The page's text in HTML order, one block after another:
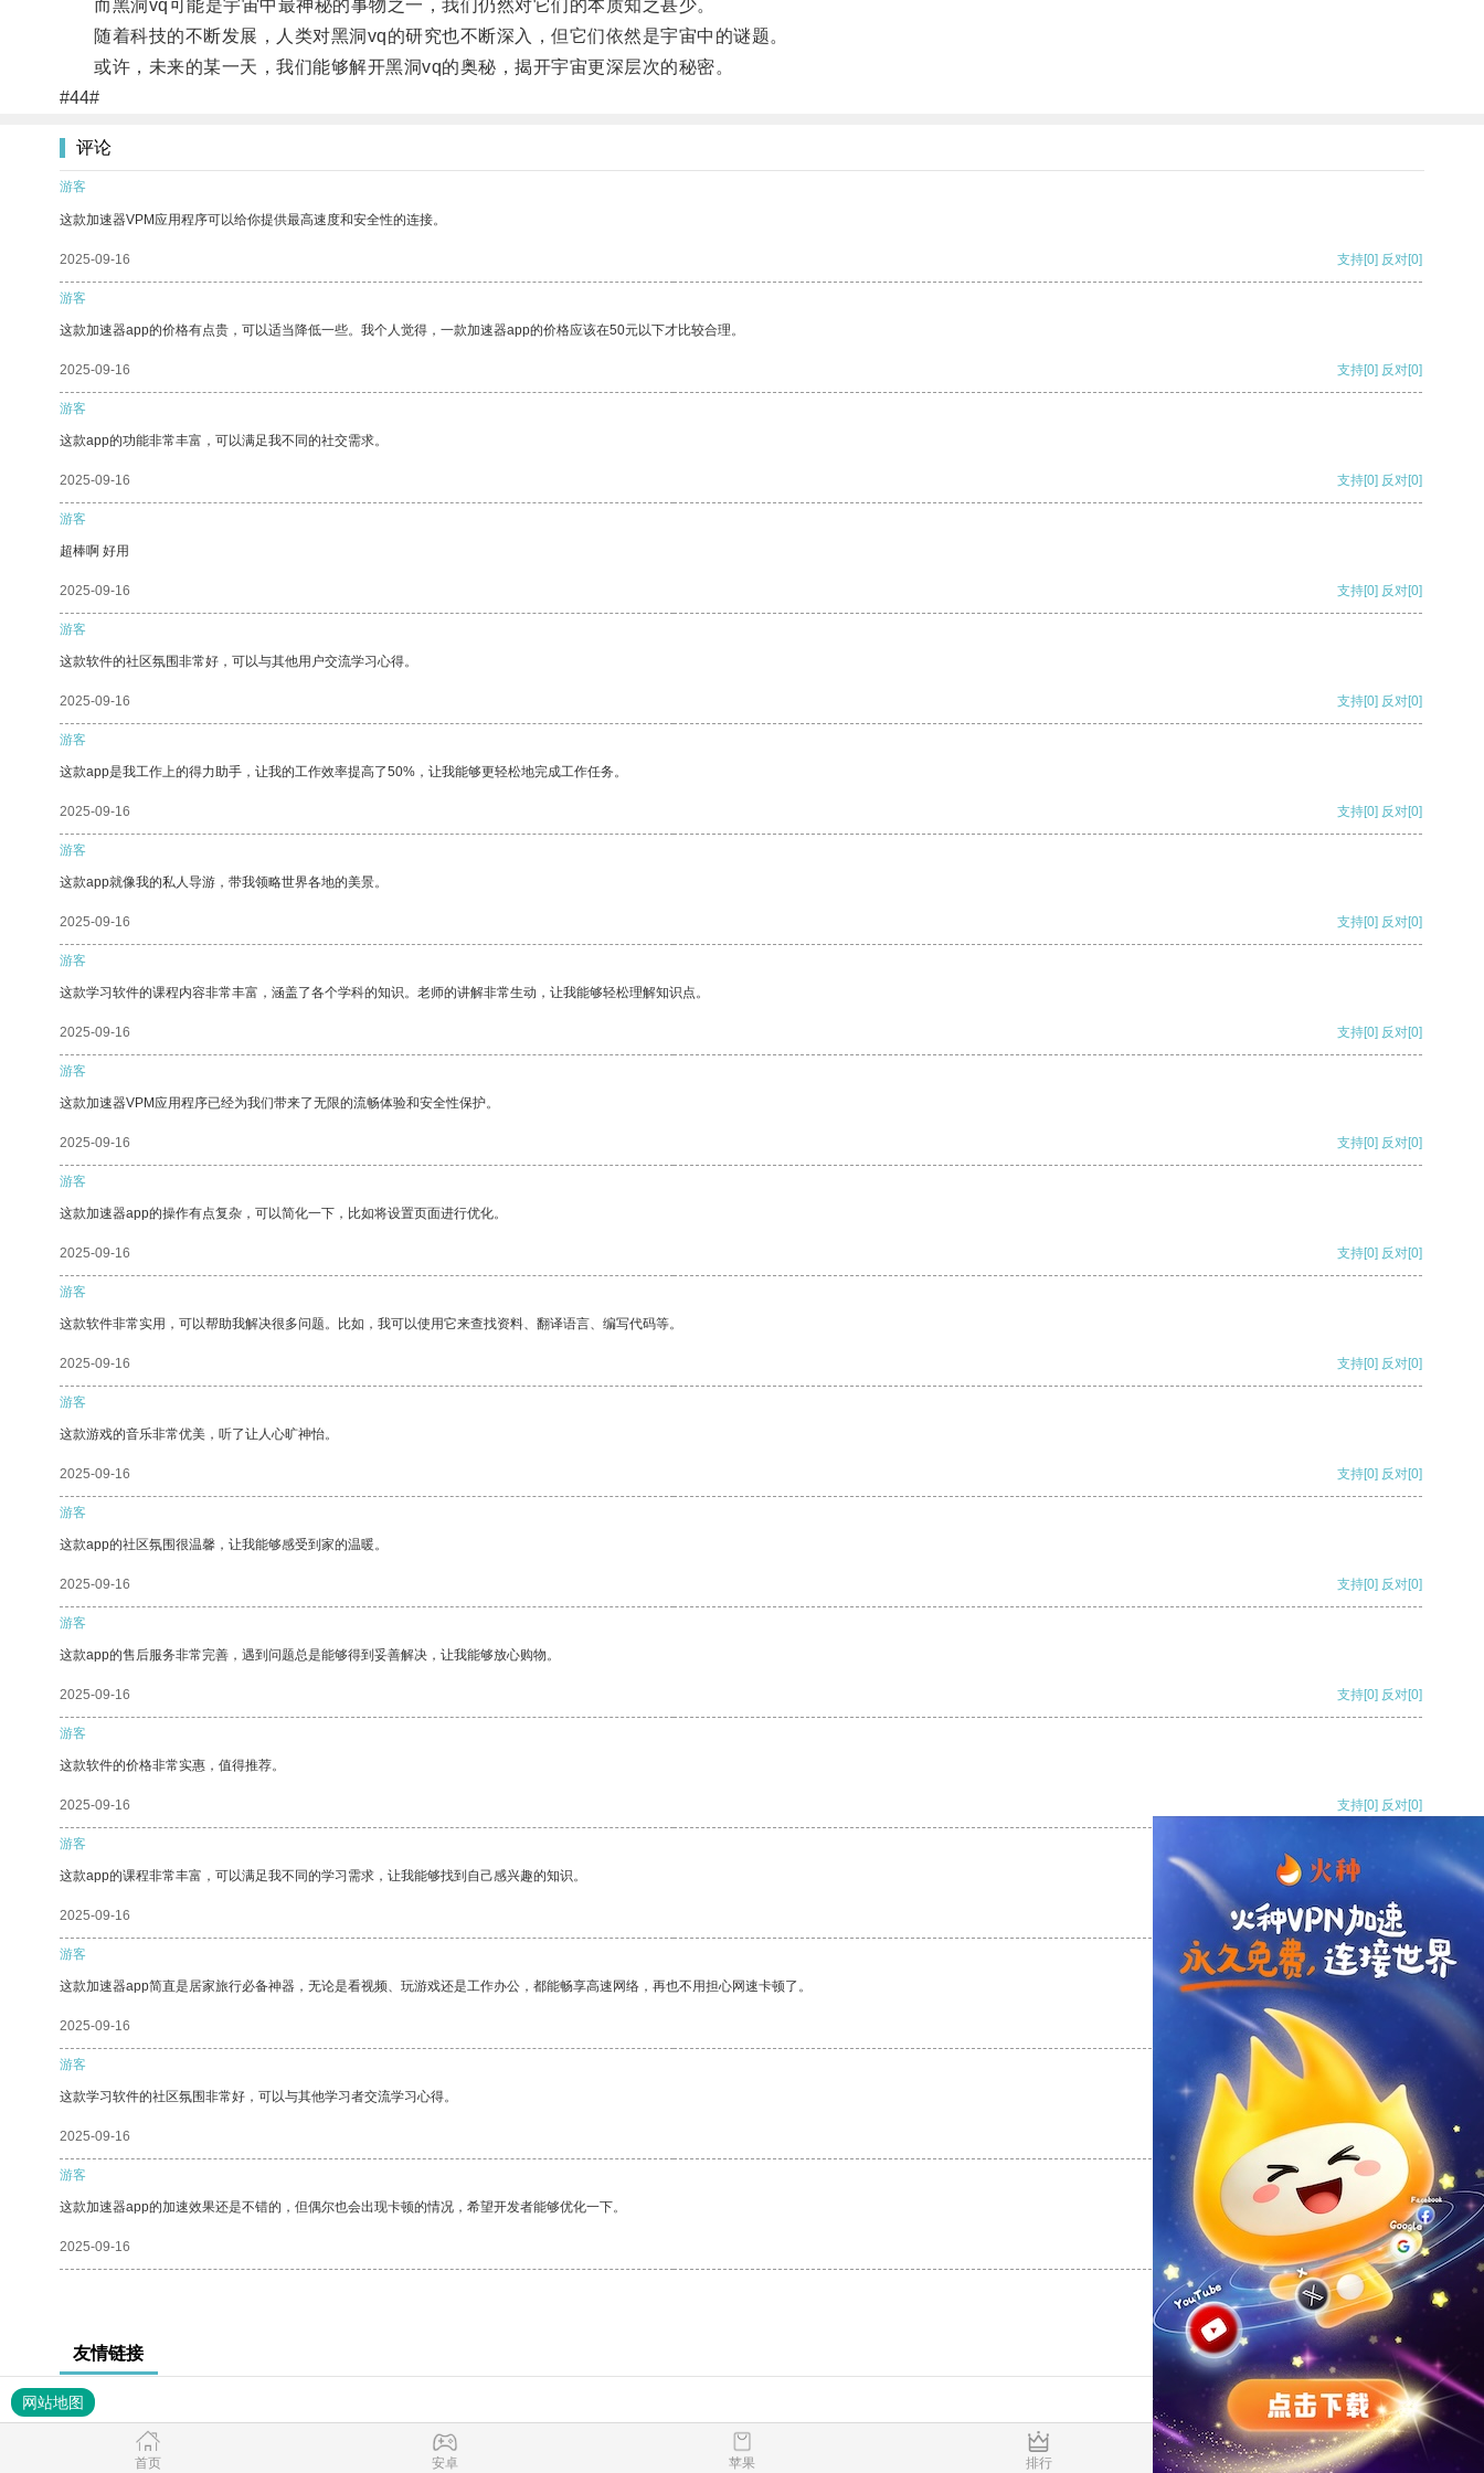
而黑洞vq可能是宇宙中最神秘的事物之一，我们仍然对它们的本质知之甚少。
随着科技的不断发展，人类对黑洞vq的研究也不断深入，但它们依然是宇宙中的谜题。
或许，未来的某一天，我们能够解开黑洞vq的奥秘，揭开宇宙更深层次的秘密。
#44#
评论
游客
这款加速器VPM应用程序可以给你提供最高速度和安全性的连接。
2025-09-16 支持[0] 反对[0]
游客
这款加速器app的价格有点贵，可以适当降低一些。我个人觉得，一款加速器app的价格应该在50元以下才比较合理。
2025-09-16 支持[0] 反对[0]
游客
这款app的功能非常丰富，可以满足我不同的社交需求。
2025-09-16 支持[0] 反对[0]
游客
超棒啊 好用
2025-09-16 支持[0] 反对[0]
游客
这款软件的社区氛围非常好，可以与其他用户交流学习心得。
2025-09-16 支持[0] 反对[0]
游客
这款app是我工作上的得力助手，让我的工作效率提高了50%，让我能够更轻松地完成工作任务。
2025-09-16 支持[0] 反对[0]
游客
这款app就像我的私人导游，带我领略世界各地的美景。
2025-09-16 支持[0] 反对[0]
游客
这款学习软件的课程内容非常丰富，涵盖了各个学科的知识。老师的讲解非常生动，让我能够轻松理解知识点。
2025-09-16 支持[0] 反对[0]
游客
这款加速器VPM应用程序已经为我们带来了无限的流畅体验和安全性保护。
2025-09-16 支持[0] 反对[0]
游客
这款加速器app的操作有点复杂，可以简化一下，比如将设置页面进行优化。
2025-09-16 支持[0] 反对[0]
游客
这款软件非常实用，可以帮助我解决很多问题。比如，我可以使用它来查找资料、翻译语言、编写代码等。
2025-09-16 支持[0] 反对[0]
游客
这款游戏的音乐非常优美，听了让人心旷神怡。
2025-09-16 支持[0] 反对[0]
游客
这款app的社区氛围很温馨，让我能够感受到家的温暖。
2025-09-16 支持[0] 反对[0]
游客
这款app的售后服务非常完善，遇到问题总是能够得到妥善解决，让我能够放心购物。
2025-09-16 支持[0] 反对[0]
游客
这款软件的价格非常实惠，值得推荐。
2025-09-16 支持[0] 反对[0]
游客
这款app的课程非常丰富，可以满足我不同的学习需求，让我能够找到自己感兴趣的知识。
2025-09-16 支持[0] 反对
游客
这款加速器app简直是居家旅行必备神器，无论是看视频、玩游戏还是工作办公，都能畅享高速网络，再也不用担心网速卡顿了。
2025-09-16 支持
游客
这款学习软件的社区氛围非常好，可以与其他学习者交流学习心得。
2025-09-16 反对 [0]
游客
这款加速器app的加速效果还是不错的，但偶尔也会出现卡顿的情况，希望开发者能够优化一下。
2025-09-16 支持[0] 反对[0]
友情链接
网站地图
首页 安卓 苹果 排行 推荐